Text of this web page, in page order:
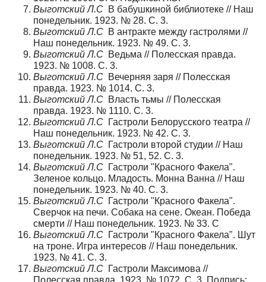
Выготский Л.С В бабушкиной библиотеке // Наш
понедельник. 1923. № 28. С. 3.
Выготский Л.С В антракте между гастролями //
Наш понедельник. 1923. № 49. С. 3.
Выготский Л.С Ведьма // Полесская правда.
1923. № 1008. С. 3.
Выготский Л.С Вечерняя заря // Полесская
правда. 1923. № 1014. С. 3.
Выготский Л.С Власть тьмы // Полесская
правда. 1923. № 1110. С. 3.
Выготский Л.С Гастроли Белорусского театра //
Наш понедельник. 1923. № 42. С. 3.
Выготский Л.С Гастроли второй студии // Наш
понедельник. 1923. № 51, 52. С. 3.
Выготский Л.С Гастроли "Красного Факела".
Зеленое кольцо. Младость. Монна Ванна // Наш
понедельник. 1923. № 40. С. 3.
Выготский Л.С Гастроли "Красного Факела".
Сверчок на печи. Собака на сене. Океан. Победа
смерти // Наш понедельник. 1923. № 33. С
Выготский Л.С Гастроли "Красного Факела". Шут
на троне. Игра интересов // Наш понедельник.
1923. № 41. С. 3.
Выготский Л.С Гастроли Максимова //
Полесская правда. 1923. № 1072. С. 3. Подпись: